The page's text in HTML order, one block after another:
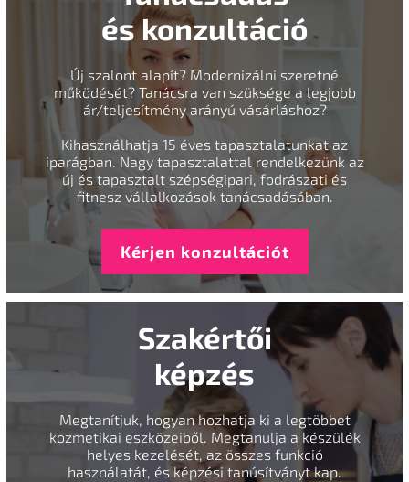
és konzultáció
Új szalont alapít? Modernizálni szeretné
működését? Tanácsra van szüksége a legjobb
ár/teljesítmény arányú vásárláshoz?
Kihasználhatja 15 éves tapasztalatunkat az
iparágban. Nagy tapasztalattal rendelkezünk az
új és tapasztalt szépségipari, fodrászati és
fitnesz vállalkozások tanácsadásában.
Kérjen konzultációt
Szakértői
képzés
Megtanítjuk, hogyan hozhatja ki a legtöbbet
kozmetikai eszközeiből. Megtanulja a készülék
helyes kezelését, az összes funkció
használatát, és képzési tanúsítványt kap.